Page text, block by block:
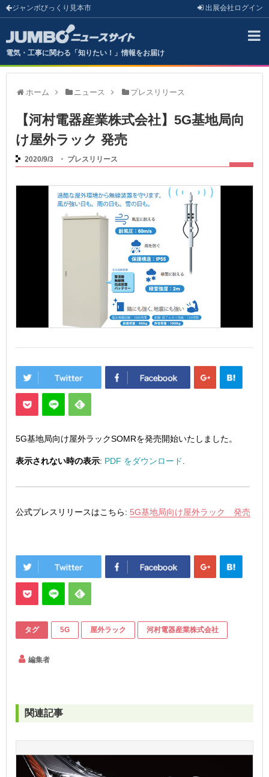
ジャンボびっくり見本市 出展会社 ログイン
電気・工事に関わる「知りたい！」情報をお届け
ホーム ニュース プレスリリース
【河村電器産業株式会社】5G基地局向
け屋外ラック 発売
2020/9/3 ・ プレスリリース
5G基地局向け屋外ラックSOMRを発売開始いたしました。
表示されない時の表示: PDF をダウンロード.
公式プレスリリースはこちら: 5G基地局向け屋外ラック 発売
タグ 5G 屋外ラック 河村電器産業株式会社
編集者
関連記事